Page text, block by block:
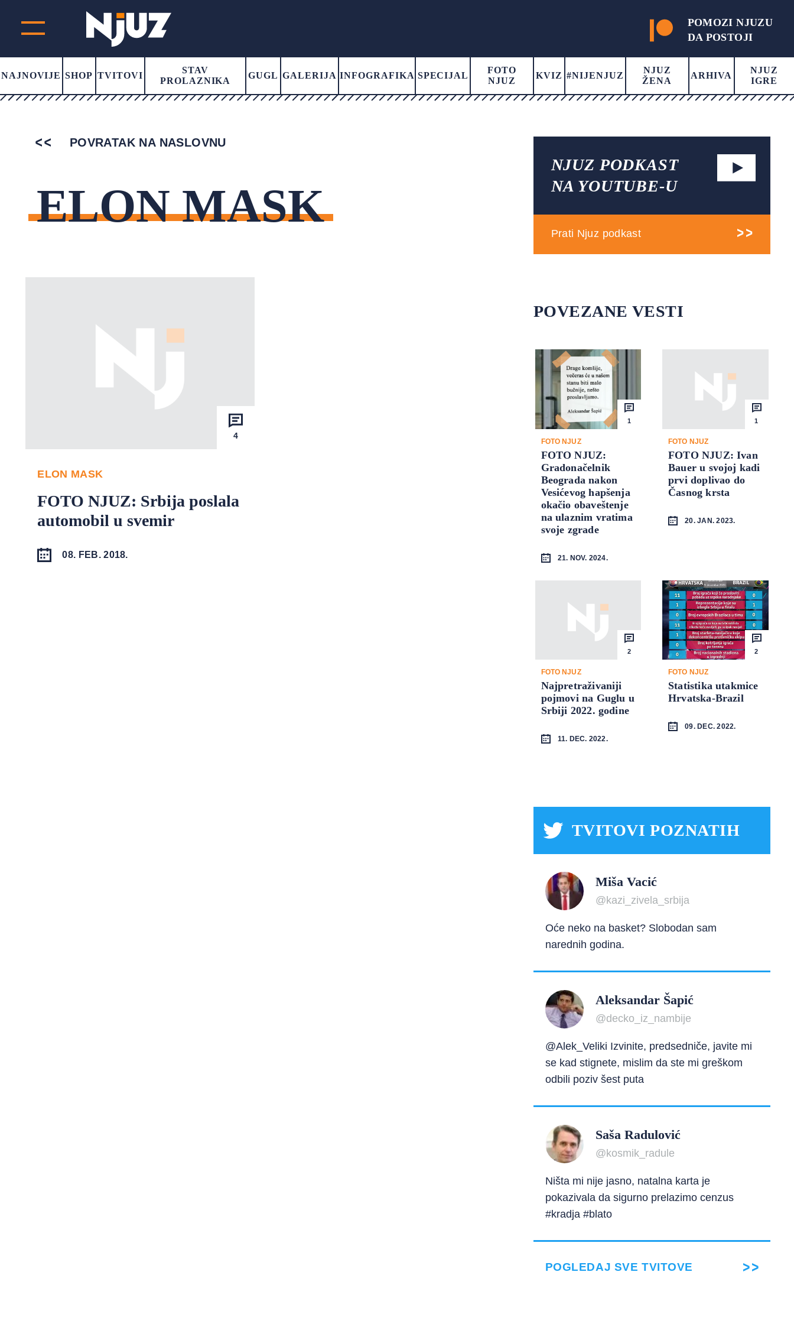
POMOZI NJUZU
DA POSTOJI
NAJNOVIJE SHOP TVITOVI
STAV
PROLAZNIKA
GUGL GALERIJA INFOGRAFIKA SPECIJAL
FOTO
NJUZ
KVIZ #NIJENJUZ
NJUZ
ŽENA
ARHIVA
NJUZ
IGRE
POVRATAK NA NASLOVNU
ELON MASK
4
ELON MASK
FOTO NJUZ: Srbija poslala
automobil u svemir
08. FEB. 2018.
NJUZ PODKAST
NA YOUTUBE-U
Prati Njuz podkast
POVEZANE VESTI
1
FOTO NJUZ
FOTO NJUZ:
Gradonačelnik
Beograda nakon
Vesićevog hapšenja
okačio obaveštenje
na ulaznim vratima
svoje zgrade
21. NOV. 2024.
1
FOTO NJUZ
FOTO NJUZ: Ivan
Bauer u svojoj kadi
prvi doplivao do
Časnog krsta
20. JAN. 2023.
2
FOTO NJUZ
Najpretraživaniji
pojmovi na Guglu u
Srbiji 2022. godine
11. DEC. 2022.
2
FOTO NJUZ
Statistika utakmice
Hrvatska-Brazil
09. DEC. 2022.
TVITOVI POZNATIH
Miša Vacić
@kazi_zivela_srbija
Oće neko na basket? Slobodan sam
narednih godina.
Aleksandar Šapić
@decko_iz_nambije
@Alek_Veliki Izvinite, predsedniče, javite mi
se kad stignete, mislim da ste mi greškom
odbili poziv šest puta
Saša Radulović
@kosmik_radule
Ništa mi nije jasno, natalna karta je
pokazivala da sigurno prelazimo cenzus
#kradja #blato
POGLEDAJ SVE TVITOVE